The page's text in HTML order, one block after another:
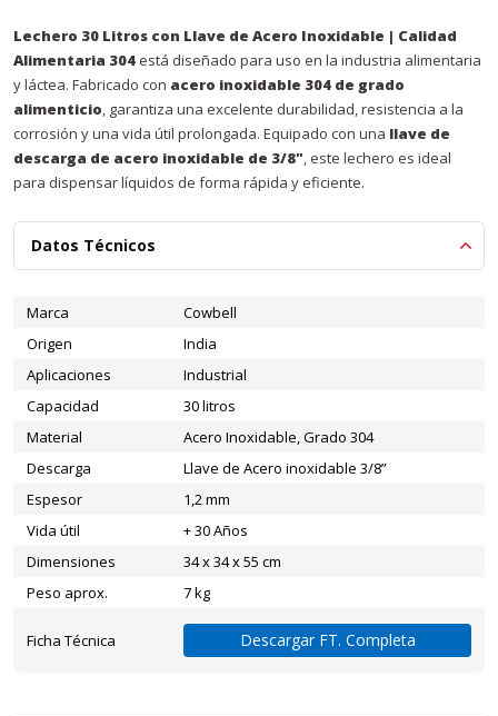
Lechero 30 Litros con Llave de Acero Inoxidable | Calidad
Alimentaria 304 está diseñado para uso en la industria alimentaria
y láctea. Fabricado con acero inoxidable 304 de grado
alimenticio, garantiza una excelente durabilidad, resistencia a la
corrosión y una vida útil prolongada. Equipado con una llave de
descarga de acero inoxidable de 3/8", este lechero es ideal
para dispensar líquidos de forma rápida y eficiente.
Datos Técnicos
Marca
Cowbell
Origen
India
Aplicaciones
Industrial
Capacidad
30 litros
Material
Acero Inoxidable, Grado 304
Descarga
Llave de Acero inoxidable 3/8”
Espesor
1,2 mm
Vida útil
+ 30 Años
Dimensiones
34 x 34 x 55 cm
Peso aprox.
7 kg
Ficha Técnica Descargar FT. Completa